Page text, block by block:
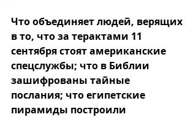
Что объединяет людей, верящих
в то, что за терактами 11
сентября стоят американские
спецслужбы; что в Библии
зашифрованы тайные
послания; что египетские
пирамиды построили